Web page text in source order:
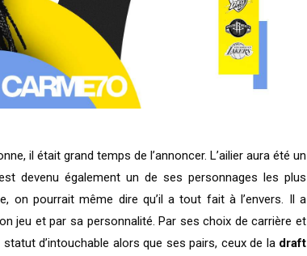
il était grand temps de l’annoncer. L’ailier aura été un
devenu également un de ses personnages les plus
on pourrait même dire qu’il a tout fait à l’envers. Il a
jeu et par sa personnalité. Par ses choix de carrière et
d’intouchable alors que ses pairs, ceux de la draft